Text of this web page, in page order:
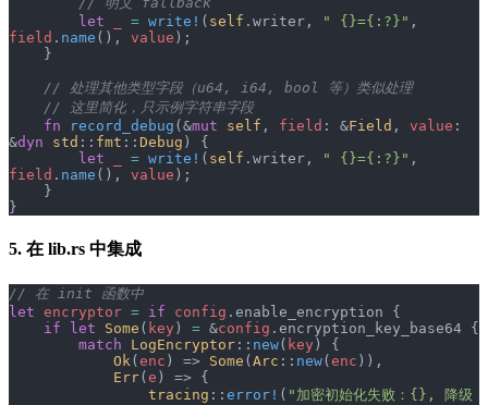
        let
= write! ( self .writer, " {}={:?}"
field . name (), value );
    }
    // 处理其他类型字段（u64, i64, bool 等）类似处理
    // 这里简化，只示例字符串字段
    fn
record_debug (&mut self , field : &Field , value :
&dyn std :: fmt :: Debug ) {
        let
= write! ( self .writer, " {}={:?}"
field . name (), value );
    }
}
5. 在 lib.rs 中集成
// 在 init 函数中
let encryptor = if config .enable_encryption {
    if
let Some ( key ) = &config .encryption_key_base64 {
        match
LogEncryptor :: new( key ) {
            Ok
( enc ) => Some ( Arc :: new( enc )),
            Err
( e ) => {
                tracing
:: error! ( "加密初始化失败：{}, 降级